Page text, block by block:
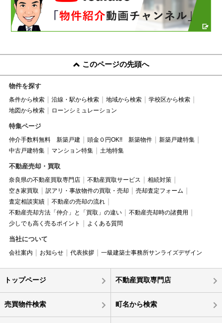
このページの先頭へ
物件を探す
条件から検索 沿線・駅から検索 地域から検索
学校区から検索
地図から検索
ローンシミュレーション
特集ページ
仲介手数料無料 新築戸建 頭金０円OK!! 新築物件
新築戸建特集
中古戸建特集
マンション特集 土地特集
不動産売却・買取
奈良県の不動産買取専門店 不動産買取サービス
相続対策
空き家買取
訳アリ・事故物件の買取・売却
売却査定フォーム
査定相談実績
不動産の売却の流れ
不動産売却方法「仲介」と「買取」の違い
不動産売却時の諸費用
少しでも高く売るポイント
よくある質問
当社について
会社案内 お知らせ 代表挨拶 一級建築士事務所サンライズデザイン
トップページ 不動産買取専門店
売買物件検索 町名から検索